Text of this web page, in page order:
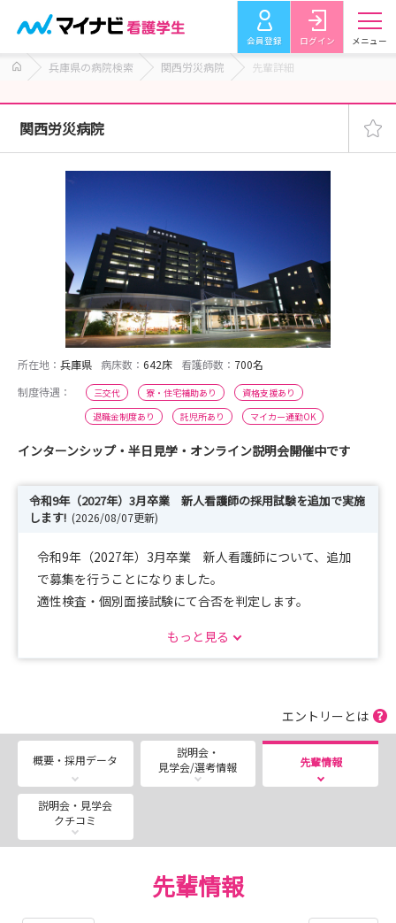
会員登録 ログイン メニュー
兵庫県の病院検索 関西労災病院 先輩詳細
関西労災病院
所在地： 兵庫県 病床数： 642床 看護師数： 700名
制度待遇：
三交代 寮・住宅補助あり
資格支援あり
退職金制度あり
託児所あり マイカー通勤OK
インターンシップ・半日見学・オンライン説明会開催中です
令和9年（2027年）3月卒業 新人看護師の採用試験を追加で実施
します! (2026/08/07更新)
令和9年（2027年）3月卒業 新人看護師について、追加
で募集を行うことになりました。
適性検査・個別面接試験にて合否を判定します。
もっと見る
エントリーとは
概要・採用データ
説明会・
見学会/選考情報
先輩情報
説明会・見学会
クチコミ
先輩情報